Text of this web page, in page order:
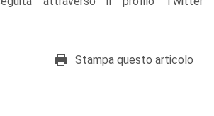
Stampa questo articolo